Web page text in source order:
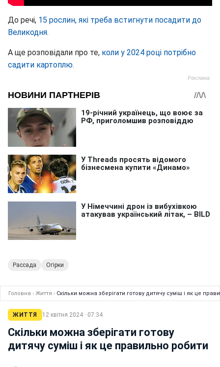
До речі, 15 рослин, які треба встигнути посадити до
Великодня.
А ще розповідали про те, коли у 2024 році потрібно
садити картоплю.
Рассада Огірки
Головна › Життя › Скільки можна зберігати готову дитячу суміш і як це
ЖИТТЯ 12 квітня 2024 · 07:34
Скільки можна зберігати готову
дитячу суміш і як це правильно робити